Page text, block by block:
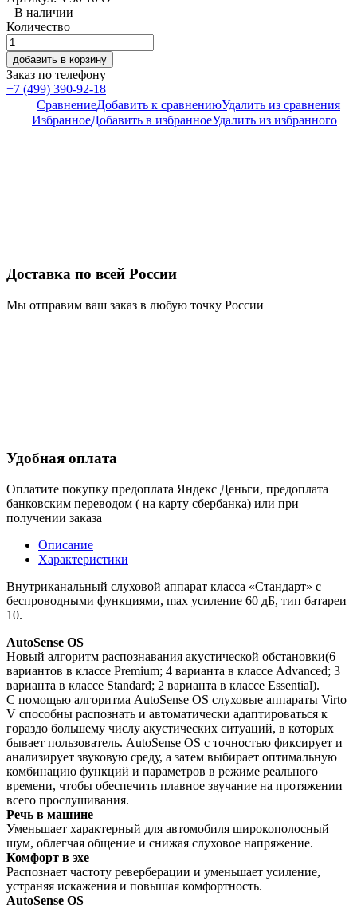
В наличии
Количество
добавить в корзину
Заказ по телефону
+7 (499) 390-92-18
СравнениеДобавить к сравнениюУдалить из сравнения
ИзбранноеДобавить в избранноеУдалить из избранного
Доставка по всей России
Мы отправим ваш заказ в любую точку России
Удобная оплата
Оплатите покупку предоплата Яндекс Деньги, предоплата
банковским переводом ( на карту сбербанка) или при
получении заказа
Описание
Характеристики
Внутриканальный слуховой аппарат класса «Стандарт» c
беспроводными функциями, max усиление 60 дБ, тип батареи
10.
AutoSense OS
Новый алгоритм распознавания акустической обстановки(6
вариантов в классе Premium; 4 варианта в классе Advanced; 3
варианта в классе Standard; 2 варианта в классе Essential).
С помощью алгоритма AutoSense OS слуховые аппараты Virto
V способны распознать и автоматически адаптироваться к
гораздо большему числу акустических ситуаций, в которых
бывает пользователь. AutoSense OS с точностью фиксирует и
анализирует звуковую среду, а затем выбирает оптимальную
комбинацию функций и параметров в режиме реального
времени, чтобы обеспечить плавное звучание на протяжении
всего прослушивания.
Речь в машине
Уменьшает характерный для автомобиля широкополосный
шум, облегчая общение и снижая слуховое напряжение.
Комфорт в эхе
Распознает частоту реверберации и уменьшает усиление,
устраняя искажения и повышая комфортность.
AutoSense OS